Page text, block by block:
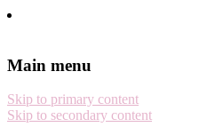
Notes on a life
Main menu
Skip to primary content
Skip to secondary content